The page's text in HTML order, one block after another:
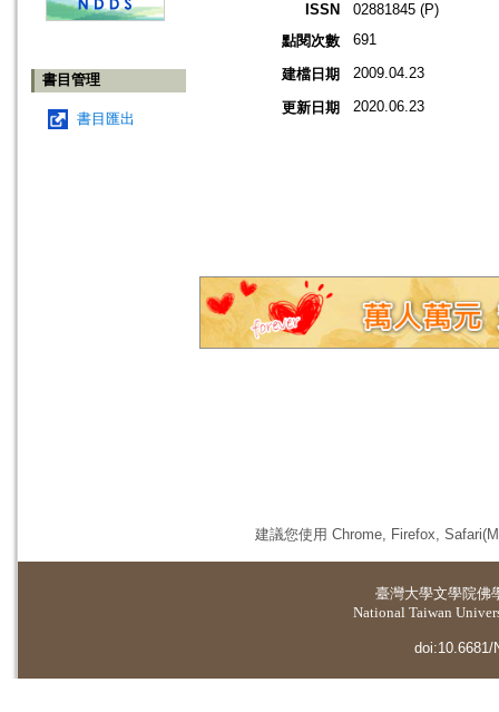
書目管理
書目匯出
ISSN
02881845 (P)
點閱次數
691
建檔日期 2009.04.23
更新日期 2020.06.23
建議您使用 Chrome, Firefox,
臺灣大學文學院佛
National Taiwan
doi:10.6681/